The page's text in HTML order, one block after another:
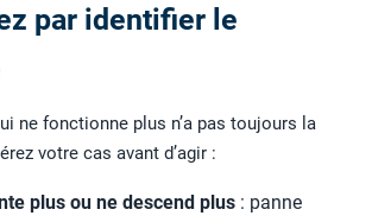
par identifier le
ne fonctionne plus n’a pas toujours la
votre cas avant d’agir :
plus ou ne descend plus : panne